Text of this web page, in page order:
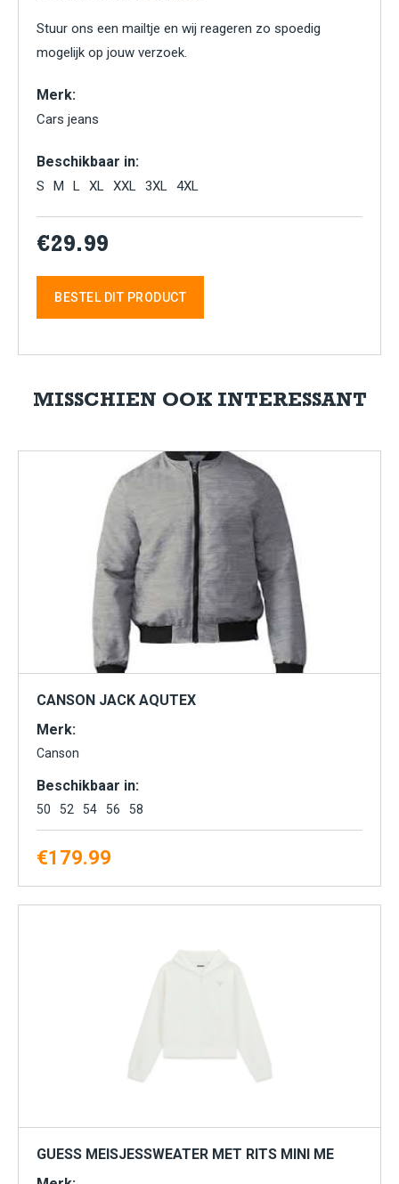
Stuur ons een mailtje en wij reageren zo spoedig
mogelijk op jouw verzoek.
Merk:
Cars jeans
Beschikbaar in:
S M L XL XXL 3XL 4XL
€29.99
BESTEL DIT PRODUCT
MISSCHIEN OOK INTERESSANT
CANSON JACK AQUTEX
Merk:
Canson
Beschikbaar in:
50 52 54 56 58
€179.99
GUESS MEISJESSWEATER MET RITS MINI ME